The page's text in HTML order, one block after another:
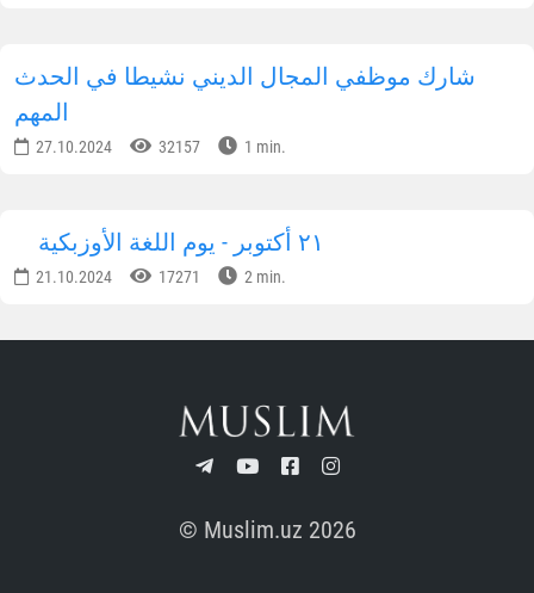
شارك موظفي المجال الديني نشيطا في الحدث
المهم
27.10.2024 32157 1 min.
٢١ أكتوبر - يوم اللغة الأوزبكية
21.10.2024 17271 2 min.
© Muslim.uz 2026